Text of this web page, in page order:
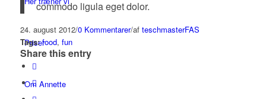
Priser
Om Annette
commodo ligula eget dolor.
24. august 2012/0 Kommentarer/af teschmasterFAS
Tags: food, fun
Share this entry